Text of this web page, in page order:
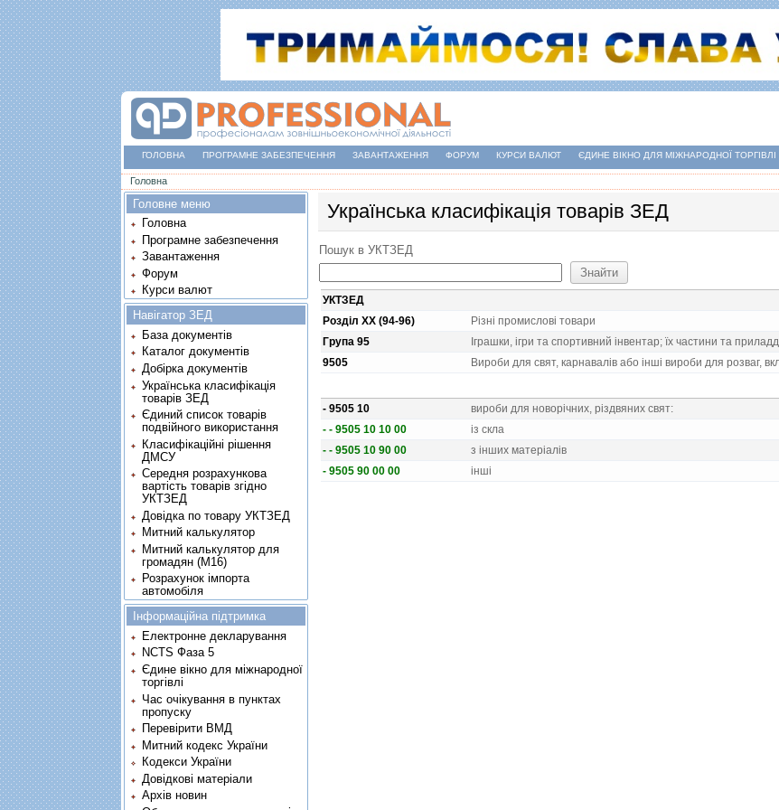
ГОЛОВНА ПРОГРАМНЕ ЗАБЕЗПЕЧЕННЯ ЗАВАНТАЖЕННЯ ФОРУМ КУРСИ ВАЛЮТ ЄДИНЕ ВІКНО ДЛЯ МІЖНАРОДНОЇ ТОРГІВЛІ
Ви є тут
Головна
Українська класифікація товарів ЗЕД
Пошук в УКТЗЕД
УКТЗЕД
Розділ XX (94-96)
Рiзнi промисловi товари
Група 95
Iграшки, iгри та спортивний iнвентар; їх частини та
9505
Вироби для свят, карнавалiв або iншi вироби для розваг,
- 9505 10
вироби для новорiчних, рiздвяних свят:
- - 9505 10 10 00
iз скла
- - 9505 10 90 00
з iнших матерiалiв
- 9505 90 00 00
iншi
Головне меню
Головна
Програмне забезпечення
Завантаження
Форум
Курси валют
Навігатор ЗЕД
База документів
Каталог документів
Добірка документів
Українська класифікація
товарів ЗЕД
Єдиний список товарів
подвійного використання
Класифікаційні рішення
ДМСУ
Середня розрахункова
вартість товарів згідно
УКТЗЕД
Довідка по товару УКТЗЕД
Митний калькулятор
Митний калькулятор для
громадян (М16)
Розрахунок імпорта
автомобіля
Інформаційна підтримка
Електронне декларування
NCTS Фаза 5
Єдине вікно для міжнародної
торгівлі
Час очікування в пунктах
пропуску
Перевірити ВМД
Митний кодекс України
Кодекси України
Довідкові матеріали
Архів новин